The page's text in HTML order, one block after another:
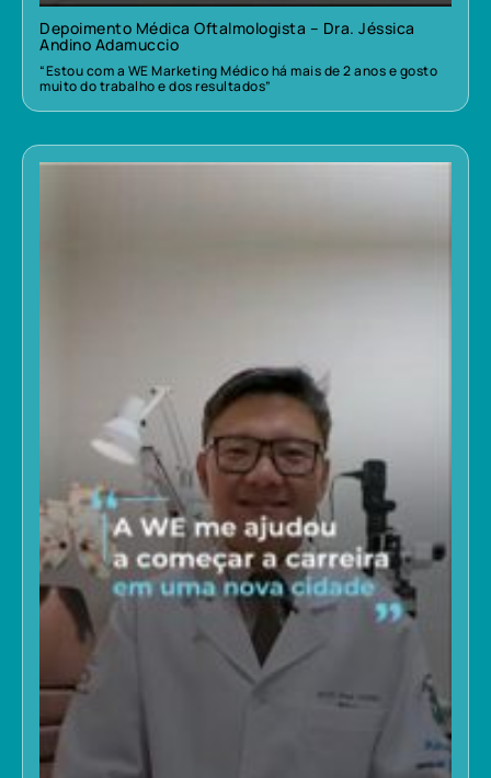
Depoimento Médica Oftalmologista – Dra. Jéssica
Andino Adamuccio
“Estou com a WE Marketing Médico há mais de 2 anos e gosto
muito do trabalho e dos resultados”